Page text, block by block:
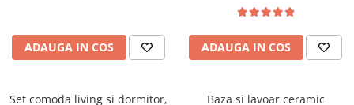
ADAUGA IN COS ADAUGA IN COS
Set comoda living si dormitor,
Baza si lavoar ceramic